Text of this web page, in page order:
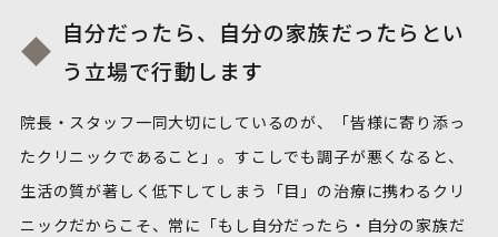
自分だったら、自分の家族だったらとい
う立場で行動します
院長・スタッフ一同大切にしているのが、「皆様に寄り添っ
たクリニックであること」。すこしでも調子が悪くなると、
生活の質が著しく低下してしまう「目」の治療に携わるクリ
ニックだからこそ、常に「もし自分だったら・自分の家族だ